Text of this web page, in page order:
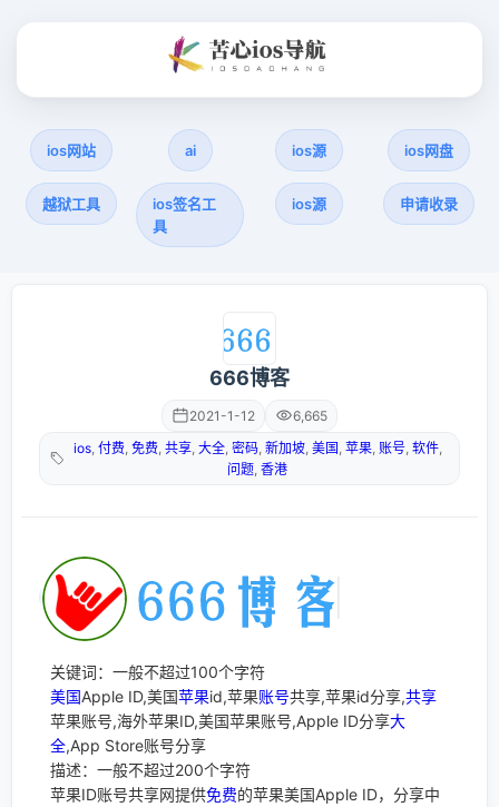
ios网站 ai ios源 ios网盘
越狱工具
ios签名工
具
ios源 申请收录
666博客
2021-1-12
6,665
ios, 付费, 免费, 共享, 大全, 密码, 新加坡, 美国 苹果, 账号, 软件,
问题 ,香港
关键词：一般不超过100个字符
美国Apple ID,美国苹果id,苹果账号共享,苹果id分享,共享
苹果账号,海外苹果ID,美国苹果账号,Apple ID分享大
全,App Store账号分享
描述：一般不超过200个字符
苹果ID账号共享网提供免费的苹果美国Apple ID，分享中